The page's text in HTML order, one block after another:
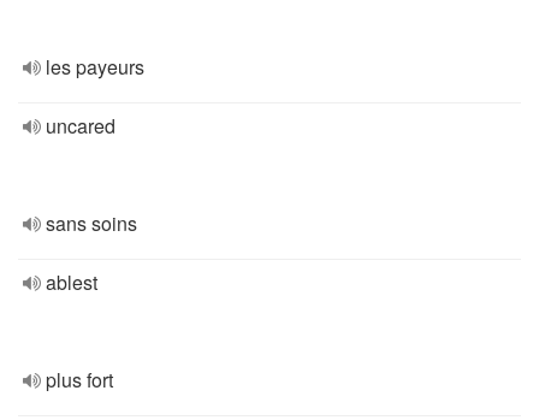
les payeurs
uncared
sans soins
ablest
plus fort